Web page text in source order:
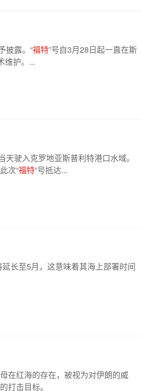
披露。“福特”号自3月28日起一直在斯
维护。...
天驶入克罗地亚斯普利特港口水域。
次“福特”号抵达...
长至5月，这意味着其海上部署时间
在红海的存在，被视为对伊朗的威
打击目标。